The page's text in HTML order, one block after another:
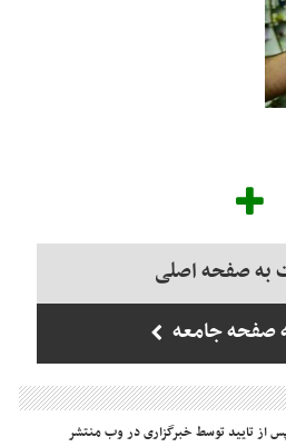
به صفحه اصلی
صفحه جامعه
از تایید توسط خبرگزاری در وب منتشر